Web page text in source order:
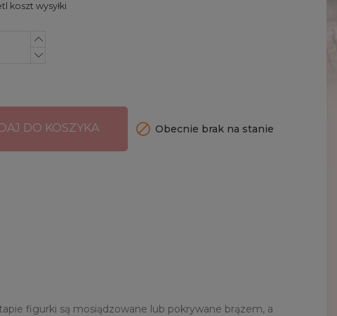
koszt wysyłki
DO KOSZYKA  Obecnie brak na stanie
figurki są mosiądzowane lub pokrywane brązem, a